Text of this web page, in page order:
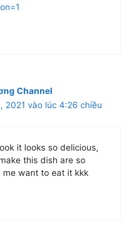
Channel
2021 vào lúc 4:26 chiều
it looks so delicious,
this dish are so
me want to eat it kkk